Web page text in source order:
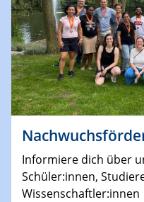
Informiere dich über
Schüler:innen,
Wissenschaftler:innen